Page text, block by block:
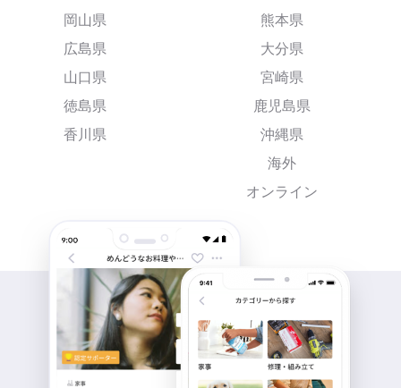
岡山県
広島県
山口県
徳島県
香川県
熊本県
大分県
宮崎県
鹿児島県
沖縄県
海外
オンライン